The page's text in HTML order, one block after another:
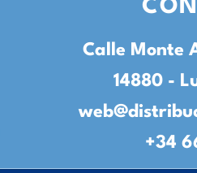
Calle Monte
14880 -
+34